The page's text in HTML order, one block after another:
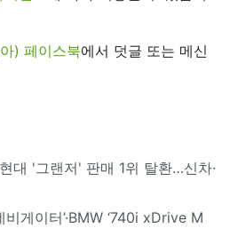
) 페이스북에서 덧글 또는 메신
대 '그랜저' 판매 1위 탈환…신차·
게이터’·BMW ‘740i xDrive M